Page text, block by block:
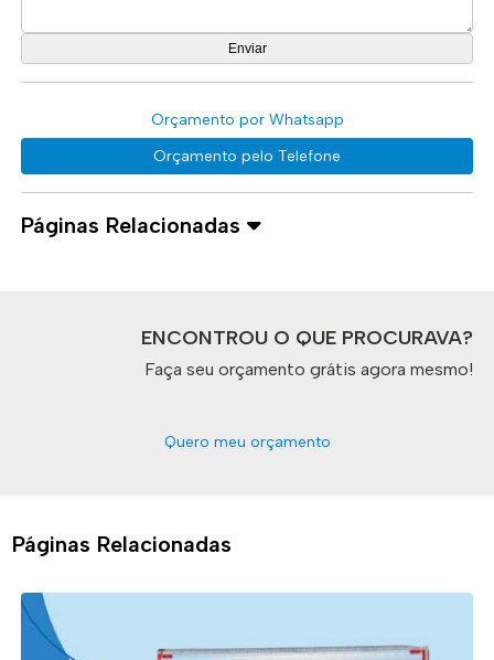
Orçamento por Whatsapp
Orçamento pelo Telefone
Páginas Relacionadas
ENCONTROU O QUE PROCURAVA?
Faça seu orçamento grátis agora mesmo!
Quero meu orçamento
Páginas Relacionadas